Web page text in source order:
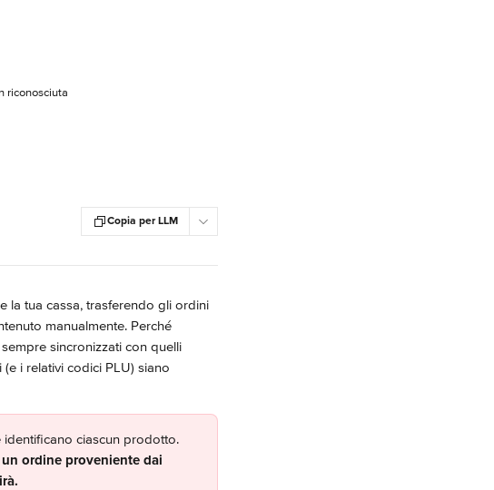
riconosciuta
Copia per LLM
la tua cassa, trasferendo gli ordini
manualmente. Perché
sincronizzati con quelli
i relativi codici PLU) siano
identificano ciascun prodotto.
ordine proveniente dai